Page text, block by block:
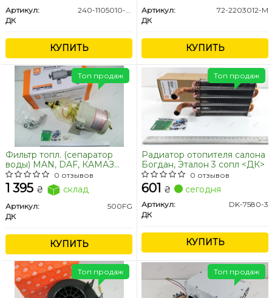
Артикул:
ДК
КУПИТЬ
Артикул:
72-2203012-М
ДК
КУПИТЬ
Фильтр топл. (сепаратор
воды) MAN, DAF, КАМАЗ
<ДК>
0 отзывов
1 395 ₴ склад
Артикул:
500FG
ДК
КУПИТЬ
Топ продаж
Радиатор отопителя салона
Богдан, Эталон 3 сопл <ДК>
0 отзывов
601 ₴ сегодня
Артикул:
DK-7580-3
ДК
КУПИТЬ
Топ продаж
Топ продаж Топ продаж